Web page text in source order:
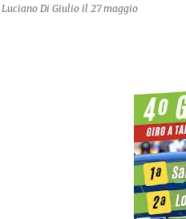
Luciano Di Giulio il 27 maggio